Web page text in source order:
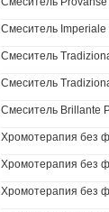
Смеситель
Смеситель
Смеситель
Смеситель Brillante
Хромотерапия без
Хромотерапия без
Хромотерапия без